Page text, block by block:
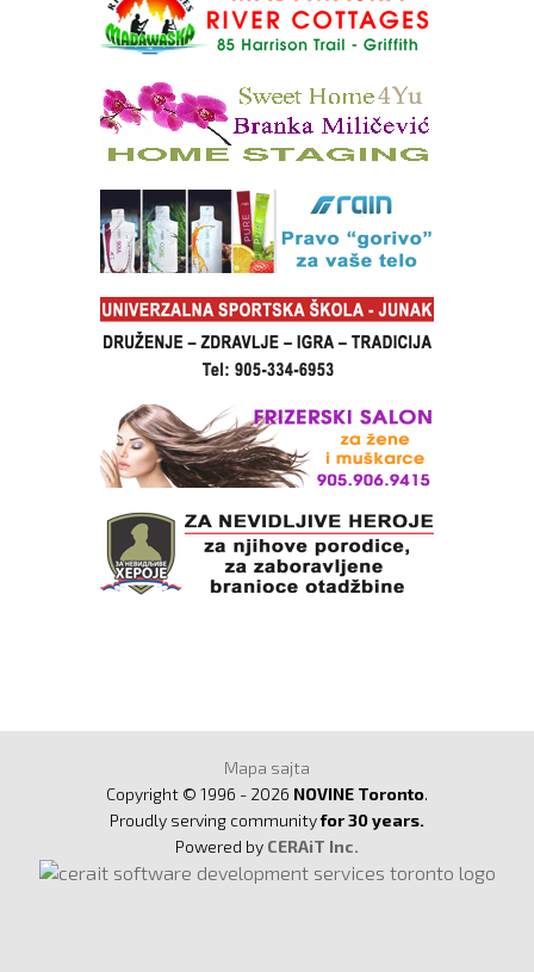
Mapa sajta
Copyright © 1996 - 2026 NOVINE Toronto.
Proudly serving communityfor 30 years.
Powered by CERAiT Inc.